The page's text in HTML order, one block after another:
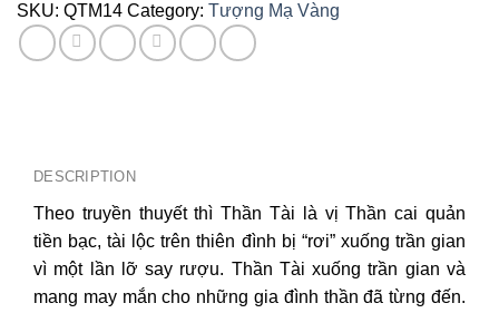
SKU: QTM14 Category: Tượng Mạ Vàng
DESCRIPTION
Theo truyền thuyết thì Thần Tài là vị Thần cai quản
tiền bạc, tài lộc trên thiên đình bị “rơi” xuống trần gian
vì một lần lỡ say rượu. Thần Tài xuống trần gian và
mang may mắn cho những gia đình thần đã từng đến.